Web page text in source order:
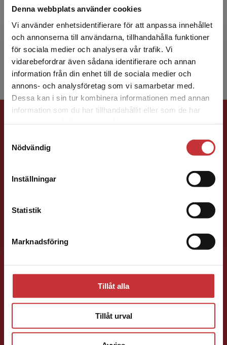
Denna webbplats använder cookies
Vi använder enhetsidentifierare för att anpassa innehållet
och annonserna till användarna, tillhandahålla funktioner
för sociala medier och analysera vår trafik. Vi
vidarebefordrar även sådana identifierare och annan
information från din enhet till de sociala medier och
annons- och analysföretag som vi samarbetar med.
Dessa kan i sin tur kombinera informationen med annan
information som du har tillhandahållit eller som de har
Nödvändig
Inställningar
Statistik
Marknadsföring
Tillåt alla
Tillåt urval
Begränsad fraktregion
Det verkar som att du besöker
studentlitteratur.se via en enhet utanför Sverige.
Vi erbjuder inte leveranser utanför Sverige. För
att kunna slutföra ett köp måste
historia vid Lunds universitet. Han är bland
annat författare till En modern svensk
ekonomisk historia – ti...
Förlagskontakt
Samhällsvetenskap och humaniora, Språk